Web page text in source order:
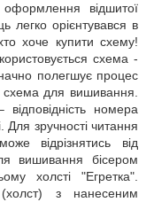
відшитої
легко орієнтувався в
хоче купити схему!
схема -
полегшує процес
схема для вишивання.
номера
Для зручності читання
відрізнятись від
вишивання бісером
холсті "Егретка".
з нанесеним